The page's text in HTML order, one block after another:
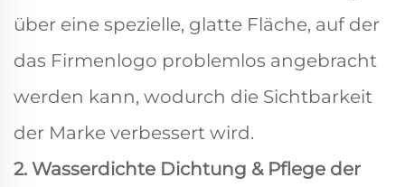
über eine spezielle, glatte Fläche, auf der
das Firmenlogo problemlos angebracht
werden kann, wodurch die Sichtbarkeit
der Marke verbessert wird.
2. Wasserdichte Dichtung & Pflege der